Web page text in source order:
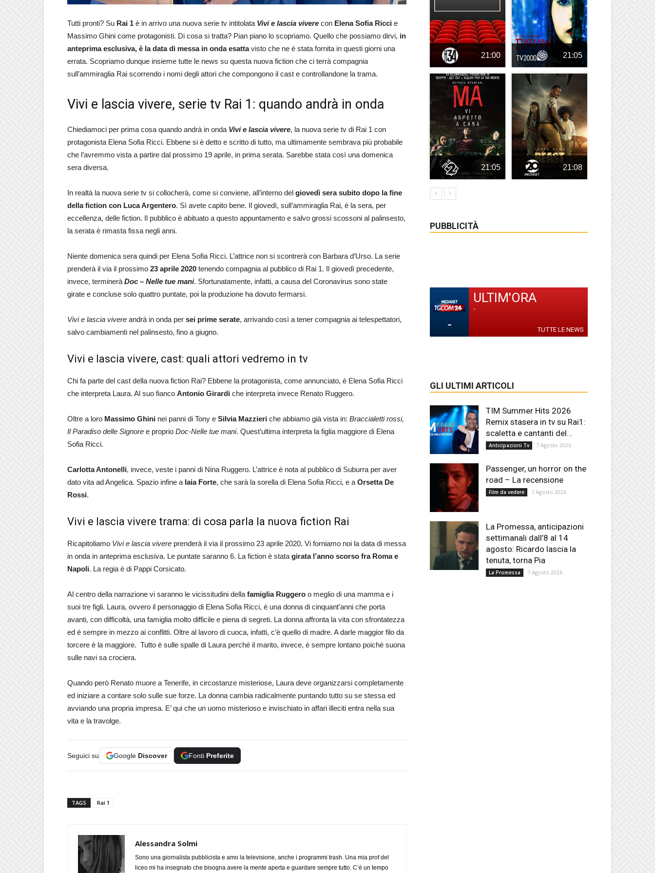
Tutti pronti? Su Rai 1 è in arrivo una nuova serie tv intitolata Vivi e lascia vivere con Elena Sofia Ricci e
Massimo Ghini come protagonisti. Di cosa si tratta? Pian piano lo scopriamo. Quello che possiamo dirvi, in
anteprima esclusiva, è la data di messa in onda esattavisto che ne è stata fornita in questi giorni una
errata. Scopriamo dunque insieme tutte le news su questa nuova fiction che ci terrà compagnia
sull’ammiraglia Rai scorrendo i nomi degli attori che compongono il cast e controllandone la trama.
Vivi e lascia vivere, serie tv Rai 1: quando andrà in onda
Chiediamoci per prima cosa quando andrà in onda Vivi e lascia vivere, la nuova serie tv di Rai 1 con
protagonista Elena Sofia Ricci. Ebbene si è detto e scritto di tutto, ma ultimamente sembrava più probabile
che l’avremmo vista a partire dal prossimo 19 aprile, in prima serata. Sarebbe stata così una domenica
sera diversa.
In realtà la nuova serie tv si collocherà, come si conviene, all’interno del giovedì sera subito dopo la fine
della fiction con Luca Argentero. Sì avete capito bene. Il giovedì, sull’ammiraglia Rai, è la sera, per
eccellenza, delle fiction. Il pubblico è abituato a questo appuntamento e salvo grossi scossoni al palinsesto,
la serata è rimasta fissa negli anni.
Niente domenica sera quindi per Elena Sofia Ricci. L’attrice non si scontrerà con Barbara d’Urso. La serie
prenderà il via il prossimo 23 aprile 2020 tenendo compagnia al pubblico di Rai 1. Il giovedì precedente,
invece, terminerà Doc – Nelle tue mani. Sfortunatamente, infatti, a causa del Coronavirus sono state
girate e concluse solo quattro puntate, poi la produzione ha dovuto fermarsi.
Vivi e lascia vivere andrà in onda per sei prime serate, arrivando così a tener compagnia ai telespettatori,
salvo cambiamenti nel palinsesto, fino a giugno.
Vivi e lascia vivere, cast: quali attori vedremo in tv
Chi fa parte del cast della nuova fiction Rai? Ebbene la protagonista, come annunciato, è Elena Sofia Ricci
che interpreta Laura. Al suo fianco Antonio Girardi che interpreta invece Renato Ruggero.
Oltre a loro Massimo Ghini nei panni di Tony e Silvia Mazzieri che abbiamo già vista in: Braccialetti rossi,
Il Paradiso delle Signore e proprio Doc-Nelle tue mani. Quest’ultima interpreta la figlia maggiore di Elena
Sofia Ricci.
Carlotta Antonelli, invece, veste i panni di Nina Ruggero. L’attrice è nota al pubblico di Suburra per aver
dato vita ad Angelica. Spazio infine a Iaia Forte, che sarà la sorella di Elena Sofia Ricci, e a Orsetta De
Rossi.
Vivi e lascia vivere trama: di cosa parla la nuova fiction Rai
Ricapitoliamo Vivi e lascia vivere prenderà il via il prossimo 23 aprile 2020. Vi forniamo noi la data di messa
in onda in anteprima esclusiva. Le puntate saranno 6. La fiction è stata girata l’anno scorso fra Roma e
Napoli. La regia è di Pappi Corsicato.
Al centro della narrazione vi saranno le vicissitudini della famiglia Ruggero o meglio di una mamma e i
suoi tre figli. Laura, ovvero il personaggio di Elena Sofia Ricci, è una donna di cinquant’anni che porta
avanti, con difficoltà, una famiglia molto difficile e piena di segreti. La donna affronta la vita con sfrontatezza
ed è sempre in mezzo ai conflitti. Oltre al lavoro di cuoca, infatti, c’è quello di madre. A darle maggior filo da
torcere è la maggiore. Tutto è sulle spalle di Laura perché il marito, invece, è sempre lontano poiché suona
sulle navi sa crociera.
Quando però Renato muore a Tenerife, in circostanze misteriose, Laura deve organizzarsi completamente
ed iniziare a contare solo sulle sue forze. La donna cambia radicalmente puntando tutto su se stessa ed
avviando una propria impresa. E’ qui che un uomo misterioso e invischiato in affari illeciti entra nella sua
vita e la travolge.
Seguici su Google Discover Fonti Preferite
TAGS Rai 1
Alessandra Solmi
Sono una giornalista pubblicista e amo la televisione, anche i programmi trash. Una mia prof del
liceo mi ha insegnato che bisogna avere la mente aperta e guardare sempre tutto. C’è un tempo
21:00 21:05
21:05 21:08
PUBBLICITÀ
-
ULTIM'ORA
-
TUTTE LE NEWS
GLI ULTIMI ARTICOLI
TIM Summer Hits 2026
Remix stasera in tv su Rai1:
scaletta e cantanti del...
Anticipazioni Tv 7 Agosto 2026
Passenger, un horror on the
road – La recensione
Film da vedere 7 Agosto 2026
La Promessa, anticipazioni
settimanali dall’8 al 14
agosto: Ricardo lascia la
tenuta, torna Pia
La Promessa 7 Agosto 2026